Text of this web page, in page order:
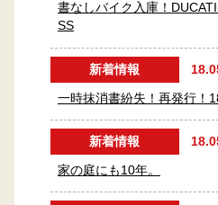
書なしバイク入庫！
SS
新着情報
一時抹消書紛失！再発行！
新着情報
家の庭にも10年。